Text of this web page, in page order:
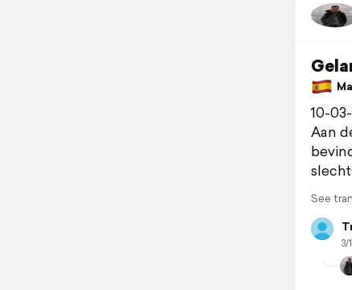
10-
Aan
See
3/